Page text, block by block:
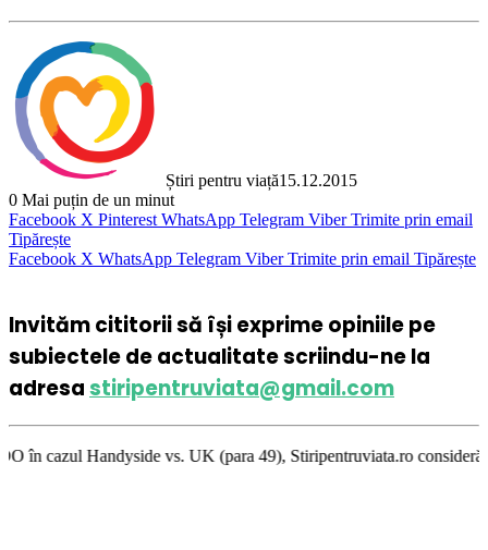
Știri pentru viață15.12.2015
0 Mai puțin de un minut
Facebook X Pinterest WhatsApp Telegram Viber Trimite prin email
Tipărește
Facebook X WhatsApp Telegram Viber Trimite prin email Tipărește
Invităm cititorii să își exprime opiniile pe
subiectele de actualitate scriindu-ne la
adresastiripentruviata@gmail.com
vs. UK (para 49), Stiripentruviata.ro consideră că